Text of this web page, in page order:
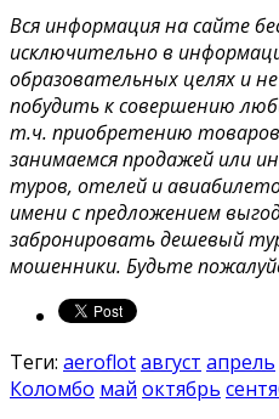
Вся информация на сайте
исключительно в
образовательных целях и
побудить к совершению
т.ч. приобретению товаров
занимаемся продажей или
туров, отелей и
имени с предложением
забронировать дешевый
мошенники. Будьте
Теги: aeroflotавгуст апрель
Коломбо май октябрь